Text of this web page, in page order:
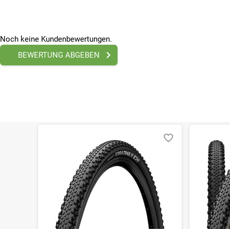
Noch keine Kundenbewertungen.
BEWERTUNG ABGEBEN